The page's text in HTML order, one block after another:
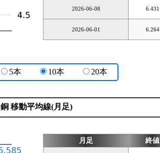
2026-06-08 6.431
2026-06-01 6.264
5本 10本 20本
銅 移動平均線(月足)
月足 終値